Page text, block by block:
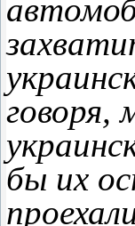
говоря,
бы их